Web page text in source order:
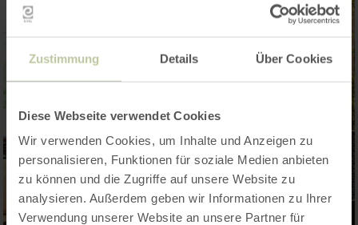
Zustimmung Details Über Cookies
Diese Webseite verwendet Cookies
Wir verwenden Cookies, um Inhalte und Anzeigen zu
personalisieren, Funktionen für soziale Medien anbieten
zu können und die Zugriffe auf unsere Website zu
analysieren. Außerdem geben wir Informationen zu Ihrer
Verwendung unserer Website an unsere Partner für